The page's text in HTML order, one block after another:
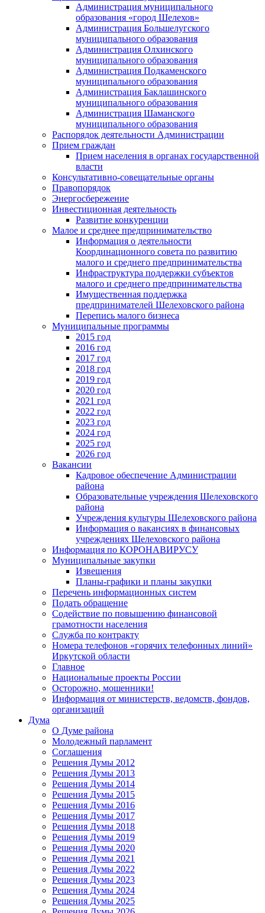
Администрация муниципального
образования «город Шелехов»
Администрация Большелугского
муниципального образования
Администрация Олхинского
муниципального образования
Администрация Подкаменского
муниципального образования
Администрация Баклашинского
муниципального образования
Администрация Шаманского
муниципального образования
Распорядок деятельности Администрации
Прием граждан
Прием населения в органах государственной
власти
Консультативно-совещательные органы
Правопорядок
Энергосбережение
Инвестиционная деятельность
Развитие конкуренции
Малое и среднее предпринимательство
Информация о деятельности
Координационного совета по развитию
малого и среднего предпринимательства
Инфраструктура поддержки субъектов
малого и среднего предпринимательства
Имущественная поддержка
предпринимателей Шелеховского района
Перепись малого бизнеса
Муниципальные программы
2015 год
2016 год
2017 год
2018 год
2019 год
2020 год
2021 год
2022 год
2023 год
2024 год
2025 год
2026 год
Вакансии
Кадровое обеспечение Администрации
района
Образовательные учреждения Шелеховского
района
Учреждения культуры Шелеховского района
Информация о вакансиях в финансовых
учреждениях Шелеховского района
Информация по КОРОНАВИРУСУ
Муниципальные закупки
Извещения
Планы-графики и планы закупки
Перечень информационных систем
Подать обращение
Содействие по повышению финансовой
грамотности населения
Служба по контракту
Номера телефонов «горячих телефонных линий»
Иркутской области
Главное
Национальные проекты России
Осторожно, мошенники!
Информация от министерств, ведомств, фондов,
организаций
Дума
О Думе района
Молодежный парламент
Соглашения
Решения Думы 2012
Решения Думы 2013
Решения Думы 2014
Решения Думы 2015
Решения Думы 2016
Решения Думы 2017
Решения Думы 2018
Решения Думы 2019
Решения Думы 2020
Решения Думы 2021
Решения Думы 2022
Решения Думы 2023
Решения Думы 2024
Решения Думы 2025